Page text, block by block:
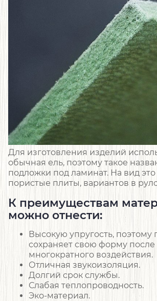
Для изготовления изделий
обычная ель, поэтому такое
подложки под ламинат. На вид
пористые плиты, вариантов в
К преимуществам
можно отнести:
Высокую упругость, поэтому
сохраняет свою форму после
многократного воздействия.
Отличная звукоизоляция.
Долгий срок службы.
Слабая теплопроводность.
Эко-материал.